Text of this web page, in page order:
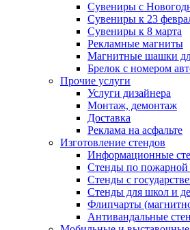
Сувениры с
Сувениры к 23
Сувениры к 8 марта
Рекламные магниты
Магнитные шашки
Брелок с номером
Прочие услуги
Услуги дизайнера
Монтаж, демонтаж
Доставка
Реклама на асфальте
Изготовление стендов
Информационные
Стенды по пожарной
Стенды с
Стенды для школ и
Флипчарты
Антивандальные